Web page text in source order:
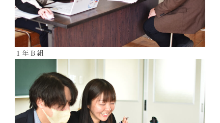
１年Ｂ組